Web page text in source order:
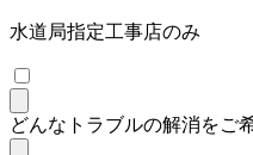
水道局指定工事店のみ
どんなトラブルの解消をご